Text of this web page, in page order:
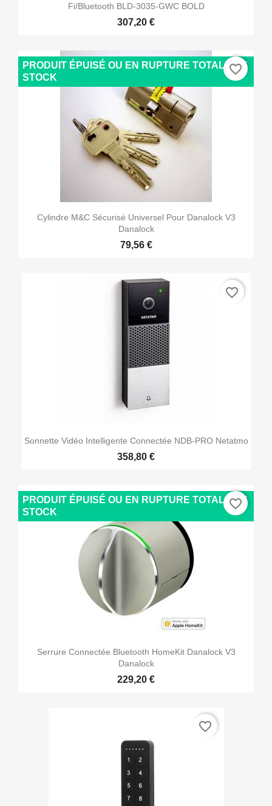
Fi/Bluetooth BLD-3035-GWC BOLD
307,20 €
Cylindre M&C Sécurisé Universel Pour Danalock V3
Danalock
79,56 €
PRODUIT ÉPUISÉ OU EN RUPTURE TOTALE DE
STOCK
favorite_border
Sonnette Vidéo Intelligente Connectée NDB-PRO Netatmo
358,80 €
favorite_border
Serrure Connectée Bluetooth HomeKit Danalock V3
Danalock
229,20 €
PRODUIT ÉPUISÉ OU EN RUPTURE TOTALE DE
STOCK
favorite_border
favorite_border